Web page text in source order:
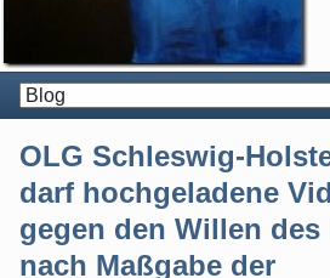
OLG Schleswig-
darf hochgeladene
gegen den Willen des
nach Maßgabe der